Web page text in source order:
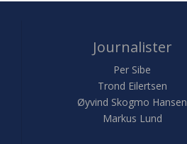
Journalister
Per Sibe
Trond Eilertsen
Øyvind Skogmo Hansen
Markus Lund